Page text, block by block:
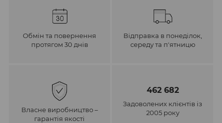
Обмін та повернення
протягом 30 днів
Відправка в понеділок,
середу та п'ятницю
Власне виробництво –
гарантія якості
462 682
Задоволених клієнтів із
2005 року